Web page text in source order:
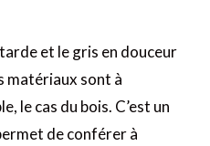
et le gris en douceur
matériaux sont à
le cas du bois. C’est un
de conférer à